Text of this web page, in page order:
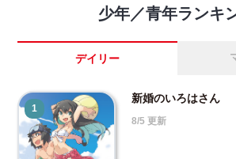
少年／青年ランキ
デイリー
1
新婚のいろはさん
8/5 更新